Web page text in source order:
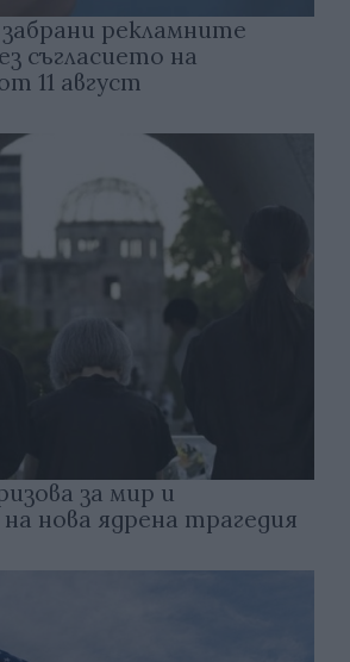
рекламните
съгласието на
11 август
за мир и
нова ядрена трагедия